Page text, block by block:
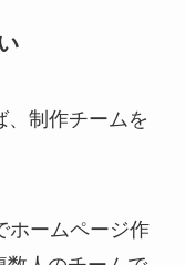
、制作チームを
ホームページ作